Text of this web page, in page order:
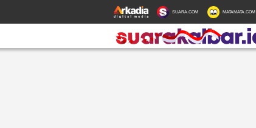
SUARA.COM MATAMATA.COM